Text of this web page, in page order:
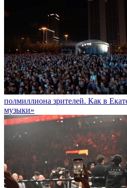
полмиллиона зрителей. Как в
музыки»